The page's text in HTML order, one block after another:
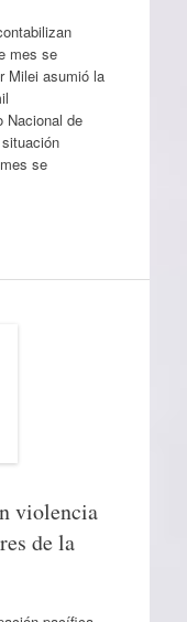
mes se
Milei asumió la
Nacional de
se
violencia
de la